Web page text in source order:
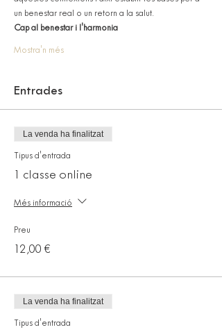
un benestar real o un retorn a la salut.
Cap al benestar i l'harmonia
Mostra'n més
Entrades
La venda ha finalitzat
Tipus d'entrada
1 classe online
Més informació
Preu
12,00 €
La venda ha finalitzat
Tipus d'entrada